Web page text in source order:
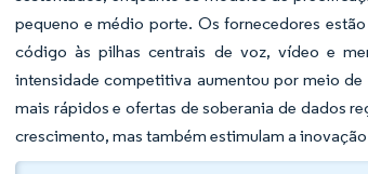
pequeno e médio porte. Os fornecedores
código às pilhas centrais de voz, vídeo e
intensidade competitiva aumentou por meio
mais rápidos e ofertas de soberania de dados
crescimento, mas também estimulam a